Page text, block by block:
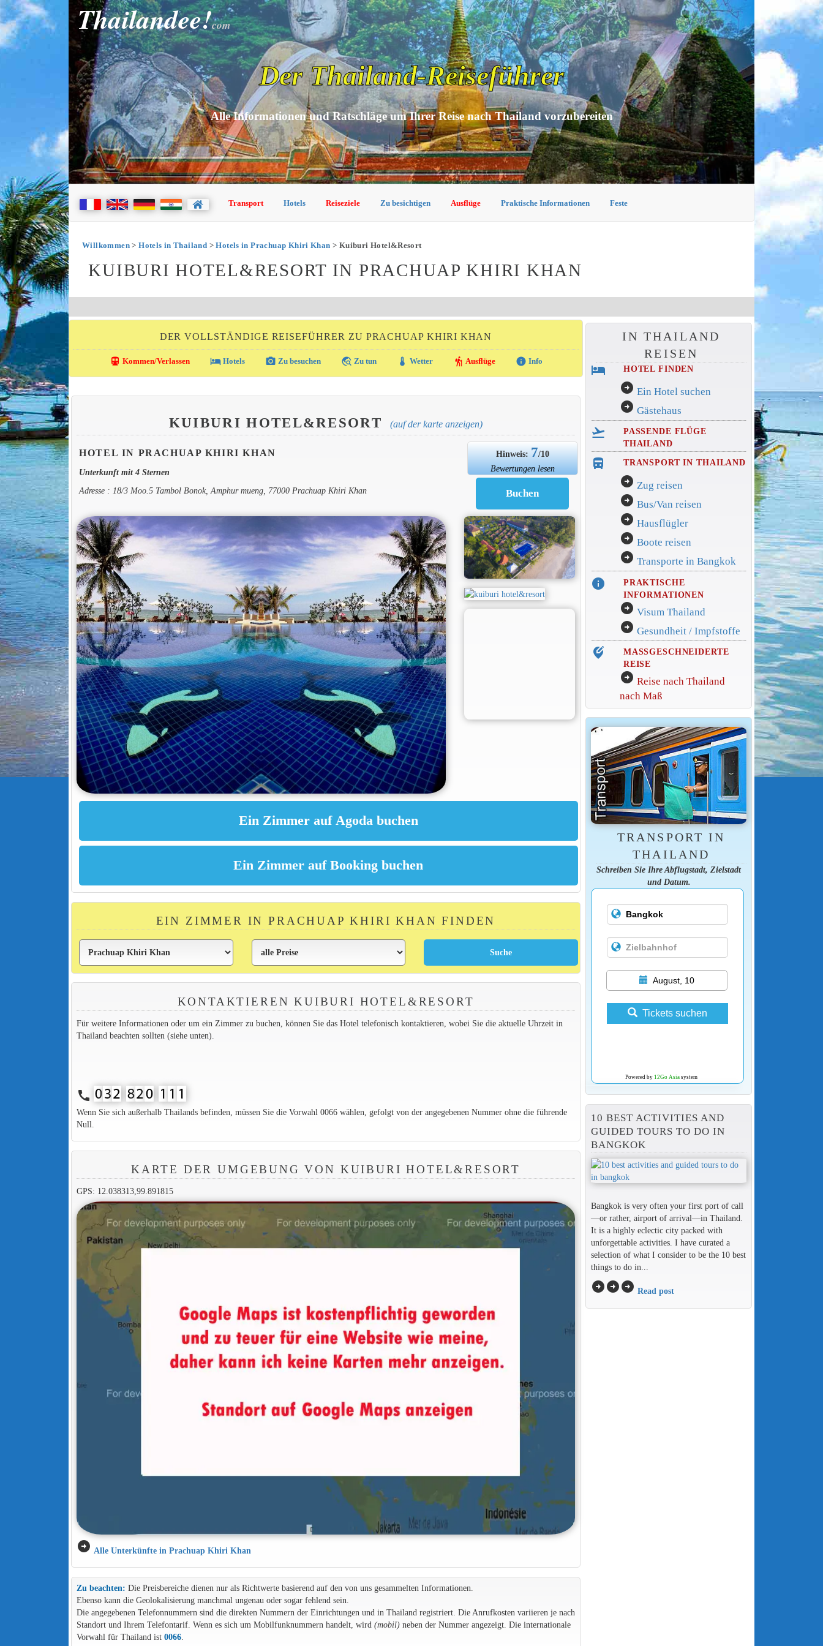
Thailandee!com
Der Thailand-Reiseführer
Alle Informationen und Ratschläge um Ihrer Reise nach Thailand vorzubereiten
Transport Hotels Reiseziele Zu besichtigen Ausflüge Praktische Informationen Feste
Willkommen>Hotels in Thailand >Hotels in Prachuap Khiri Khan > Kuiburi Hotel&Resort
KUIBURI HOTEL&RESORT IN PRACHUAP KHIRI KHAN
DER VOLLSTÄNDIGE REISEFÜHRER ZU PRACHUAP KHIRI KHAN
directions_transit Kommen/Verlassen local_hotelHotels photo_camera Zu besuchen travel_explore Zu tun thermostat Wetter hiking Ausflüge info Info
KUIBURI HOTEL&RESORT (auf der karte anzeigen)
HOTEL IN PRACHUAP KHIRI KHAN
Unterkunft mit 4 Sternen
Adresse : 18/3 Moo.5 Tambol Bonok, Amphur mueng, 77000 Prachuap Khiri Khan
Hinweis: 7/10
Bewertungen lesen
EIN ZIMMER IN PRACHUAP KHIRI KHAN FINDEN
KONTAKTIEREN KUIBURI HOTEL&RESORT
Für weitere Informationen oder um ein Zimmer zu buchen, können Sie das Hotel telefonisch kontaktieren, wobei Sie die aktuelle Uhrzeit in
Thailand beachten sollten (siehe unten).
call
Wenn Sie sich außerhalb Thailands befinden, müssen Sie die Vorwahl 0066 wählen, gefolgt von der angegebenen Nummer ohne die führende
Null.
KARTE DER UMGEBUNG VON KUIBURI HOTEL&RESORT
GPS: 12.038313,99.891815
arrow_circle_right Alle Unterkünfte in Prachuap Khiri Khan
Zu beachten: Die Preisbereiche dienen nur als Richtwerte basierend auf den von uns gesammelten Informationen.
Ebenso kann die Geolokalisierung manchmal ungenau oder sogar fehlend sein.
Die angegebenen Telefonnummern sind die direkten Nummern der Einrichtungen und in Thailand registriert. Die Anrufkosten variieren je nach
Standort und Ihrem Telefontarif. Wenn es sich um Mobilfunknummern handelt, wird (mobil)neben der Nummer angezeigt. Die internationale
Vorwahl für Thailand ist 0066.
IN THAILAND
REISEN
hotel HOTEL FINDEN
arrow_circle_right Ein Hotel suchen
arrow_circle_right Gästehaus
flight_takeoff
PASSENDE FLÜGE
THAILAND
directions_bus_filled TRANSPORT IN THAILAND
arrow_circle_right Zug reisen
arrow_circle_right Bus/Van reisen
arrow_circle_right Hausflügler
arrow_circle_right Boote reisen
arrow_circle_right Transporte in Bangkok
info
PRAKTISCHE
INFORMATIONEN
arrow_circle_right Visum Thailand
arrow_circle_right Gesundheit / Impfstoffe
edit_location_alt
MASSGESCHNEIDERTE
REISE
arrow_circle_right Reise nach Thailand
nach Maß
TRANSPORT IN
THAILAND
Schreiben Sie Ihre Abflugstadt, Zielstadt
und Datum.
August, 10
Tickets suchen
Powered by 12Go Asiasystem
10 BEST ACTIVITIES AND
GUIDED TOURS TO DO IN
BANGKOK
Bangkok is very often your first port of call
—or rather, airport of arrival—in Thailand.
It is a highly eclectic city packed with
unforgettable activities. I have curated a
selection of what I consider to be the 10 best
things to do in...
arrow_circle_rightarrow_circle_rightarrow_circle_right Read post